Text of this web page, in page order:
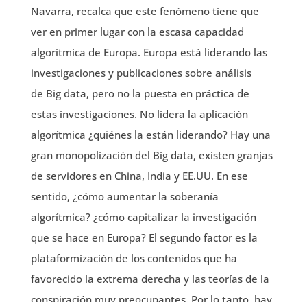
Navarra, recalca que este fenómeno tiene que
ver en primer lugar con la escasa capacidad
algorítmica de Europa. Europa está liderando las
investigaciones y publicaciones sobre análisis
de Big data, pero no la puesta en práctica de
estas investigaciones. No lidera la aplicación
algorítmica ¿quiénes la están liderando? Hay una
gran monopolización del Big data, existen granjas
de servidores en China, India y EE.UU. En ese
sentido, ¿cómo aumentar la soberanía
algorítmica? ¿cómo capitalizar la investigación
que se hace en Europa? El segundo factor es la
plataformización de los contenidos que ha
favorecido la extrema derecha y las teorías de la
conspiración muy preocupantes. Por lo tanto, hay